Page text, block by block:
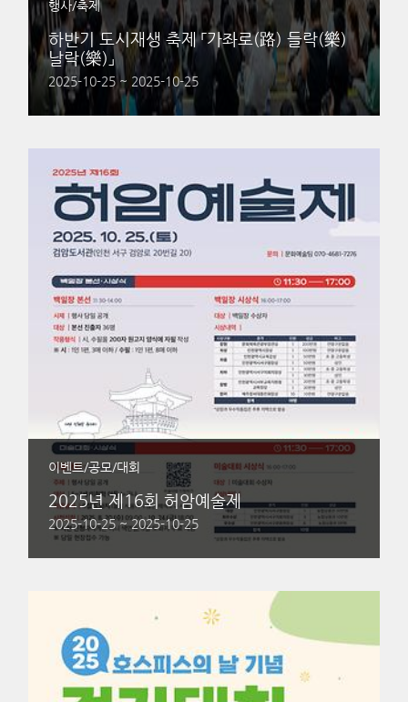
행사/축제
하반기 도시재생 축제 「가좌로(路) 들락(樂)
날락(樂)」
2025-10-25 ~ 2025-10-25
이벤트/공모/대회
2025년 제16회 허암예술제
2025-10-25 ~ 2025-10-25